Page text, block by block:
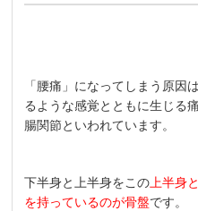
「腰痛」になってしまう原因
るような感覚とともに生じる
腸関節といわれています。
下半身と上半身をこの上半身
を持っているのが骨盤です。